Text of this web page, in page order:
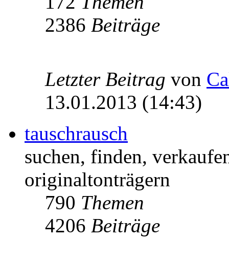
2386 Beiträge
Letzter Beitrag von
13.01.2013 (14:43)
tauschrausch
suchen, finden,
originaltonträgern
790 Themen
4206 Beiträge